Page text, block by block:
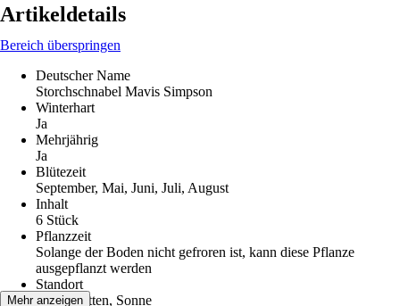
Artikeldetails
Bereich überspringen
Deutscher Name
Storchschnabel Mavis Simpson
Winterhart
Ja
Mehrjährig
Ja
Blütezeit
September, Mai, Juni, Juli, August
Inhalt
6 Stück
Pflanzzeit
Solange der Boden nicht gefroren ist, kann diese Pflanze
ausgepflanzt werden
Standort
Halbschatten, Sonne
Mehr anzeigen